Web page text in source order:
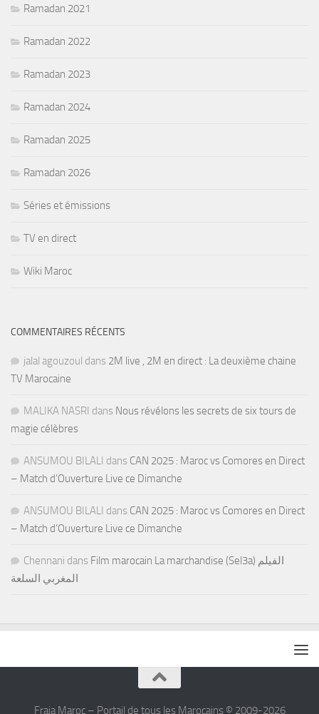
Ramadan 2021
Ramadan 2022
Ramadan 2023
Ramadan 2024
Ramadan 2025
Ramadan 2026
Séries et émissions
TV en direct
Wiki Maroc
COMMENTAIRES RÉCENTS
jalal agouzoul dans 2M live , 2M en direct : La deuxième chaine
TV Marocaine
MALIKA NASRI dans Nous révélons les secrets de six tours de
magie célèbres
ANSUMOU BILALI dans CAN 2025 : Maroc vs Comores en Direct
– Match d’Ouverture Live ce Dimanche
ANSUMOU BILALI dans CAN 2025 : Maroc vs Comores en Direct
– Match d’Ouverture Live ce Dimanche
Chennani dans Film marocain La marchandise (Sel3a) الفيلم
المغربي السلعة
Fraja Maroc – Portail de tous les Marocains © 2009-2026